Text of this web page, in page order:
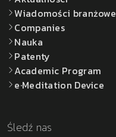
Wiadomości branżowe
Companies
Nauka
Patenty
Academic Program
e·Meditation Device
Śledź nas